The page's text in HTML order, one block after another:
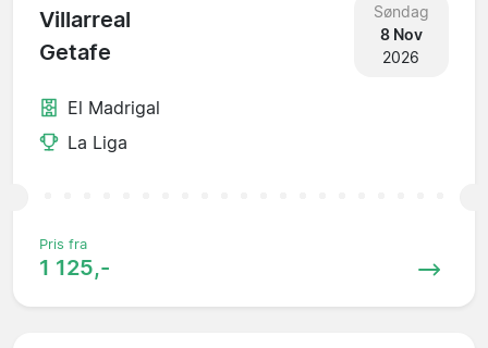
Villarreal
Getafe
Søndag
8 Nov
2026
El Madrigal
La Liga
Pris fra
1 125,-